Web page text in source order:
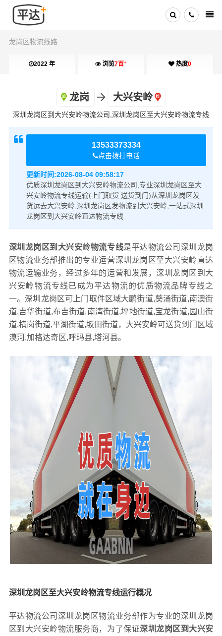
龙岗区物流线路
2022 年 浏览7百+ 热度0
龙岗 大兴安岭
深圳龙岗区到大兴安岭物流公司,深圳龙岗区至大兴安岭物流专线
13533373334
点击拨打电话
更新时间:2026-08-04 09:58:17
优质深圳龙岗区到大兴安岭物流公司,专业深圳龙岗区至大
兴安岭物流专线运输(上门取货 送货到门)从深圳龙岗区发
货运去大兴安岭,深圳龙岗区发物流到大兴安岭,一站式深圳
龙岗区到大兴安岭直达物流专线
深圳龙岗区到大兴安岭物流专线是平达物流公司深圳龙岗
区物流业务部推出的专业运营深圳龙岗区至大兴安岭直达
物流运输业务，经过多年的运营和发展，深圳龙岗区到大
兴安岭物流专线已成为平达物流的优质物流品牌专线之
一。深圳龙岗区可上门取件区域大鹏街道,葵涌街道,南澳街
道,吉华街道,布吉街道,南湾街道,坪地街道,宝龙街道,园山街
道,横岗街道,平湖街道,坂田街道，大兴安岭可送货到门区域
漠河,加格达奇区,呼玛县,塔河县。
深圳龙岗区至大兴安岭物流专线运行概况
平达物流公司深圳龙岗区物流业务部作为专业的深圳龙岗
区到大兴安岭物流服务商，为了保证深圳龙岗区到大兴安